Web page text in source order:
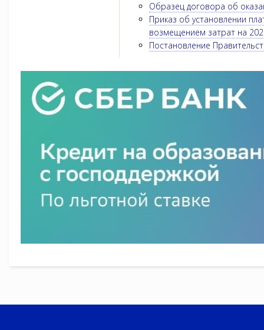
Образец договора об
Приказ об установлении
возмещением затрат на
Постановление